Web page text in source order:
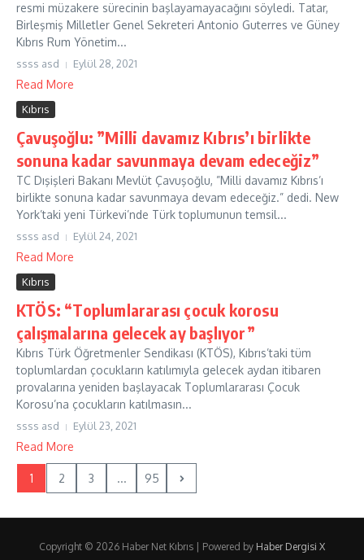
resmi müzakere sürecinin başlayamayacağını söyledi. Tatar,
Birleşmiş Milletler Genel Sekreteri Antonio Guterres ve Güney
Kıbrıs Rum Yönetim...
ssss asd Eylül 28, 2021
Read More
Kıbrıs
Çavuşoğlu: ”Milli davamız Kıbrıs’ı birlikte
sonuna kadar savunmaya devam edeceğiz”
TC Dışişleri Bakanı Mevlüt Çavuşoğlu, ”Milli davamız Kıbrıs’ı
birlikte sonuna kadar savunmaya devam edeceğiz.” dedi. New
York’taki yeni Türkevi’nde Türk toplumunun temsil...
ssss asd Eylül 24, 2021
Read More
Kıbrıs
KTÖS: “Toplumlararası çocuk korosu
çalışmalarına gelecek ay başlıyor”
Kıbrıs Türk Öğretmenler Sendikası (KTÖS), Kıbrıs’taki tüm
toplumlardan çocukların katılımıyla gelecek aydan itibaren
provalarına yeniden başlayacak Toplumlararası Çocuk
Korosu’na çocukların katılmasın...
ssss asd Eylül 23, 2021
Read More
1 2 3 ... 95
Copyright © 2026 Haber Net Kıbrıs | Powered by Haber Dergisi X